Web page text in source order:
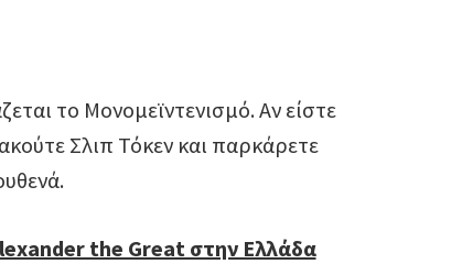
το Μονομεϊντενισμό. Αν είστε
Σλιπ Τόκεν και παρκάρετε
the Great στην Ελλάδα